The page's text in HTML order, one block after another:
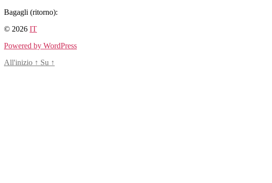
Salta
contenuto
Bagagli (ritorno):
© 2026 IT
Powered by WordPress
All'inizio ↑ Su ↑